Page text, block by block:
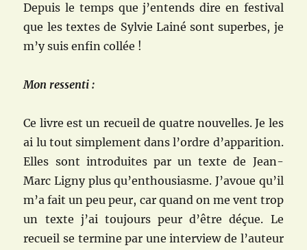
Depuis le temps que j’entends dire en festival
que les textes de Sylvie Lainé sont superbes, je
m’y suis enfin collée !
Mon ressenti :
Ce livre est un recueil de quatre nouvelles. Je les
ai lu tout simplement dans l’ordre d’apparition.
Elles sont introduites par un texte de Jean-
Marc Ligny plus qu’enthousiasme. J’avoue qu’il
m’a fait un peu peur, car quand on me vent trop
un texte j’ai toujours peur d’être déçue. Le
recueil se termine par une interview de l’auteur